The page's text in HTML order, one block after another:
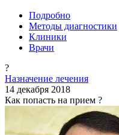
Подробно
Методы диагностики
Клиники
Врачи
?
Назначение лечения
14 декабря 2018
Как попасть на прием ?